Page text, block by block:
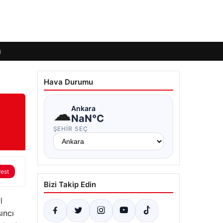
Hava Durumu
☁Ankara
NaN°C
ŞEHIR SEÇ
Bizi Takip Edin